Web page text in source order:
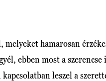
melyeket hamarosan
ebben most a
leszel a